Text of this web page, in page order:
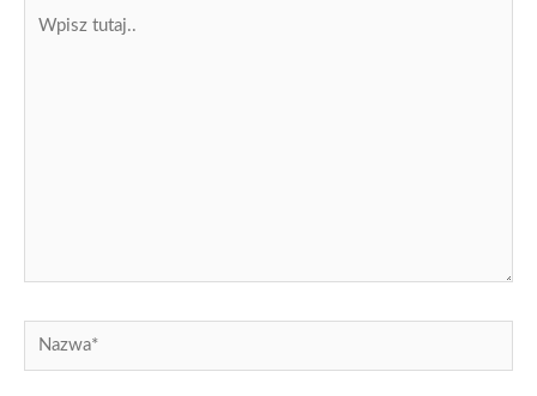
Nazwa*